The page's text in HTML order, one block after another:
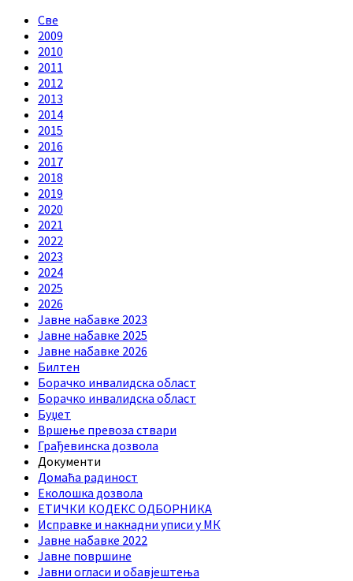
Све
2009
2010
2011
2012
2013
2014
2015
2016
2017
2018
2019
2020
2021
2022
2023
2024
2025
2026
Jавне набавке 2023
Jавне набавке 2025
Jавне набавке 2026
Билтен
Борачко инвалидска област
Борачко инвалидска област
Буџет
Вршење превоза ствари
Грађевинска дозвола
Документи
Домаћа радиност
Еколошка дозвола
ЕТИЧКИ КОДЕКС ОДБОРНИКА
Исправке и накнадни уписи у МК
Јавне набавке 2022
Јавне површине
Јавни огласи и обавјештења